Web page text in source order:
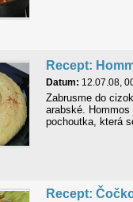
Recept:
Datum: 12.07.08,
Zabrusme do
arabské.
pochoutka, která
Recept: